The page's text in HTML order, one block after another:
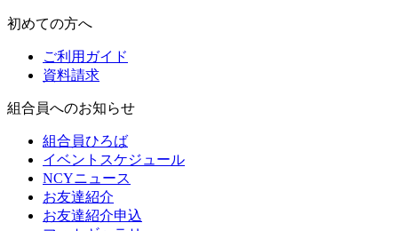
初めての方へ
ご利用ガイド
資料請求
組合員へのお知らせ
組合員ひろば
イベントスケジュール
NCYニュース
お友達紹介
お友達紹介申込